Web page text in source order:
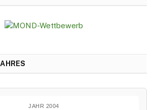
JAHR 2004